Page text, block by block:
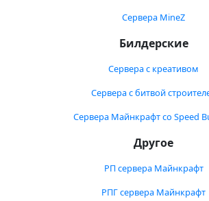
Сервера MineZ
Билдерские
Сервера с креативом
Сервера с битвой
Сервера Майнкрафт со Speed
Другое
РП сервера Майнкрафт
РПГ сервера Майнкрафт